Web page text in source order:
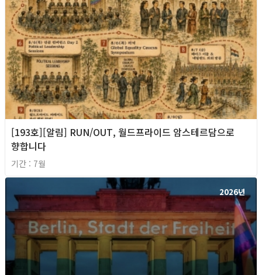
[193호][알림] RUN/OUT, 월드프라이드 암스테르담으로
향합니다
기간 : 7월
2026년